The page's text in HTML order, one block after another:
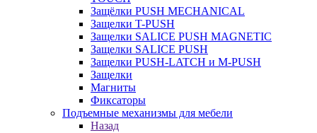
Защёлки PUSH MECHANICAL
Защелки T-PUSH
Защелки SALICE PUSH MAGNETIC
Защелки SALICE PUSH
Защелки PUSH-LATCH и M-PUSH
Защелки
Магниты
Фиксаторы
Подъемные механизмы для мебели
Назад